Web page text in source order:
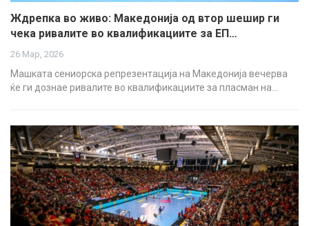
Ждрепка во живо: Македонија од втор шешир ги
чека ривалите во квалификациите за ЕП…
26 Мар, 2026
Машката сениорска репрезентација на Македонија вечерва
ќе ги дознае ривалите во квалификациите за пласман на…